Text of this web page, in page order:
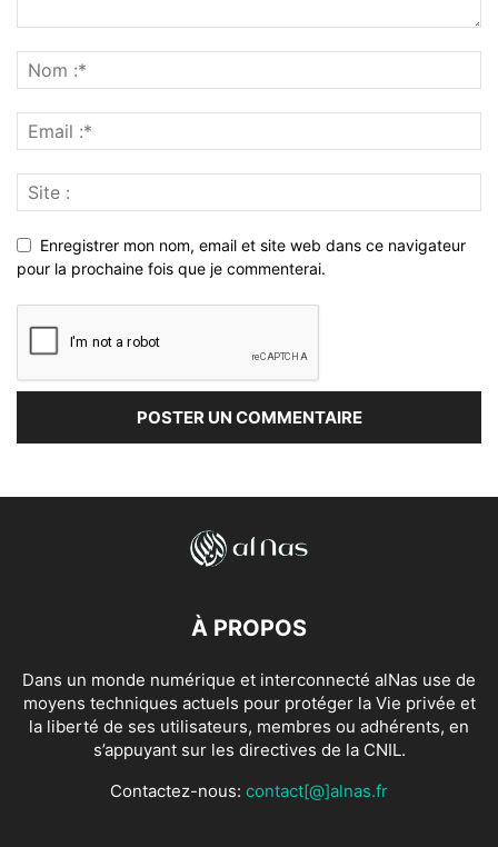
Enregistrer mon nom, email et site web dans ce navigateur
pour la prochaine fois que je commenterai.
À PROPOS
Dans un monde numérique et interconnecté alNas use de
moyens techniques actuels pour protéger la Vie privée et
la liberté de ses utilisateurs, membres ou adhérents, en
s’appuyant sur les directives de la CNIL.
Contactez-nous: contact[@]alnas.fr